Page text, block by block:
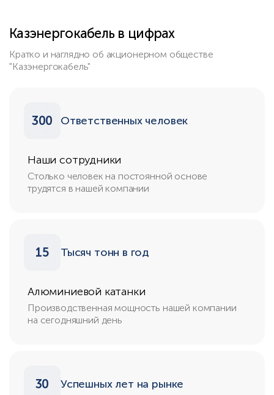
Казэнергокабель в цифрах
Кратко и наглядно об акционерном обществе
"Казэнергокабель"
300 Ответственных человек
Наши сотрудники
Столько человек на постоянной основе
трудятся в нашей компании
15 Тысяч тонн в год
Алюминиевой катанки
Производственная мощность нашей компании
на сегодняшний день
30 Успешных лет на рынке